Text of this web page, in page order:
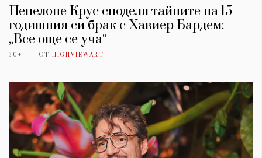
Пенелопе Крус споделя тайните на 15-
годишния си брак с Хавиер Бардем:
„Все още се уча“
30+ ОТ HIGHVIEWART